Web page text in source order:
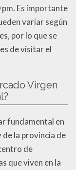
pm. Es importante
variar según
por lo que se
de visitar el
Virgen
fundamental en
la provincia de
de
que viven en la